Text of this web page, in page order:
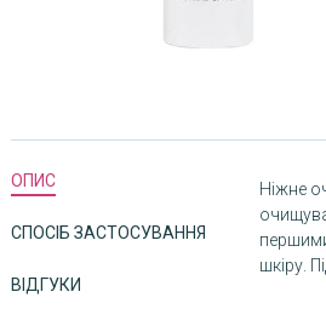
ОПИС
СПОСІБ ЗАСТОСУВАННЯ
ВІДГУКИ
Ніжне
шкіру.